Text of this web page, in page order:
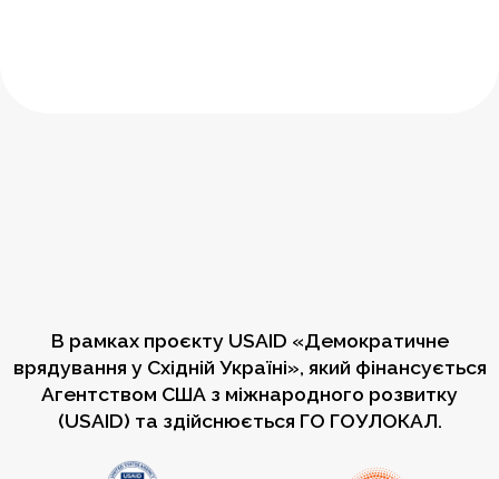
В рамках проєкту USAID «Демократичне
врядування у Східній Україні», який фінансується
Агентством США з міжнародного розвитку
(USAID) та здійснюється ГО ГОУЛОКАЛ.